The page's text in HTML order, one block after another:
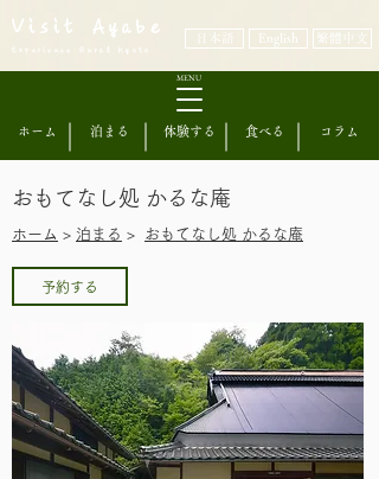
Visit Ayabe
日本語
Experience Rural Kyoto
English 繁體中文
MENU
泊まる 体験する 食べる コラム
ホーム
おもてなし処 かるな庵
​ホーム > 泊まる > おもてなし処 かるな庵
予約する